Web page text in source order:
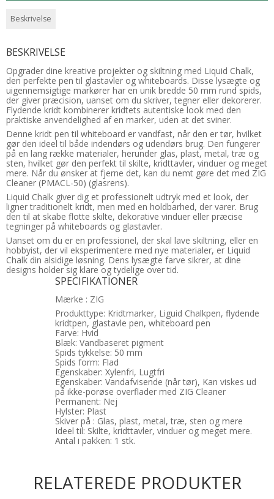
Beskrivelse
BESKRIVELSE
Opgrader dine kreative projekter og skiltning med Liquid Chalk,
den perfekte pen til glastavler og whiteboards. Disse lysægte og
uigennemsigtige markører har en unik bredde 50 mm rund spids,
der giver præcision, uanset om du skriver, tegner eller dekorerer.
Flydende kridt kombinerer kridtets autentiske look med den
praktiske anvendelighed af en marker, uden at det sviner.
Denne kridt pen til whiteboard er vandfast, når den er tør, hvilket
gør den ideel til både indendørs og udendørs brug. Den fungerer
på en lang række materialer, herunder glas, plast, metal, træ og
sten, hvilket gør den perfekt til skilte, kridttavler, vinduer og meget
mere. Når du ønsker at fjerne det, kan du nemt gøre det med ZIG
Cleaner (PMACL-50) (glasrens).
Liquid Chalk giver dig et professionelt udtryk med et look, der
ligner traditionelt kridt, men med en holdbarhed, der varer. Brug
den til at skabe flotte skilte, dekorative vinduer eller præcise
tegninger på whiteboards og glastavler.
Uanset om du er en professionel, der skal lave skiltning, eller en
hobbyist, der vil eksperimentere med nye materialer, er Liquid
Chalk din alsidige løsning. Dens lysægte farve sikrer, at dine
designs holder sig klare og tydelige over tid.
SPECIFIKATIONER
Mærke : ZIG
Produkttype: Kridtmarker, Liguid Chalkpen, flydende
kridtpen, glastavle pen, whiteboard pen
Farve: Hvid
Blæk: Vandbaseret pigment
Spids tykkelse: 50 mm
Spids form: Flad
Egenskaber: Xylenfri, Lugtfri
Egenskaber: Vandafvisende (når tør), Kan viskes ud
på ikke-porøse overflader med ZIG Cleaner
Permanent: Nej
Hylster: Plast
Skiver på : Glas, plast, metal, træ, sten og mere
Ideel til: Skilte, kridttavler, vinduer og meget mere.
Antal i pakken: 1 stk.
RELATEREDE PRODUKTER